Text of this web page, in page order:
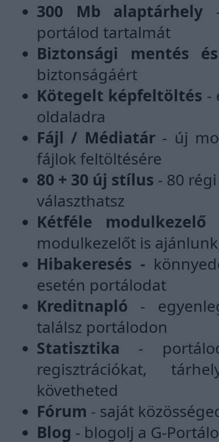
300 Mb alaptárhely
portálod tartalmát
Biztonsági mentés
biztonságáért
Kötegelt képfeltöltés -
oldaladra
Fájl / Médiatár- új
fájlok feltöltésére
80 + 30 új stílus - 80
választhatsz
Kétféle modulkezelő
modulkezelőt is
Hibakeresés -
esetén portálodat
Kreditnapló -
találsz portálodon
Statisztika -
regisztrációkat,
követheted
Fórum - saját
Blog - blogolj a G-